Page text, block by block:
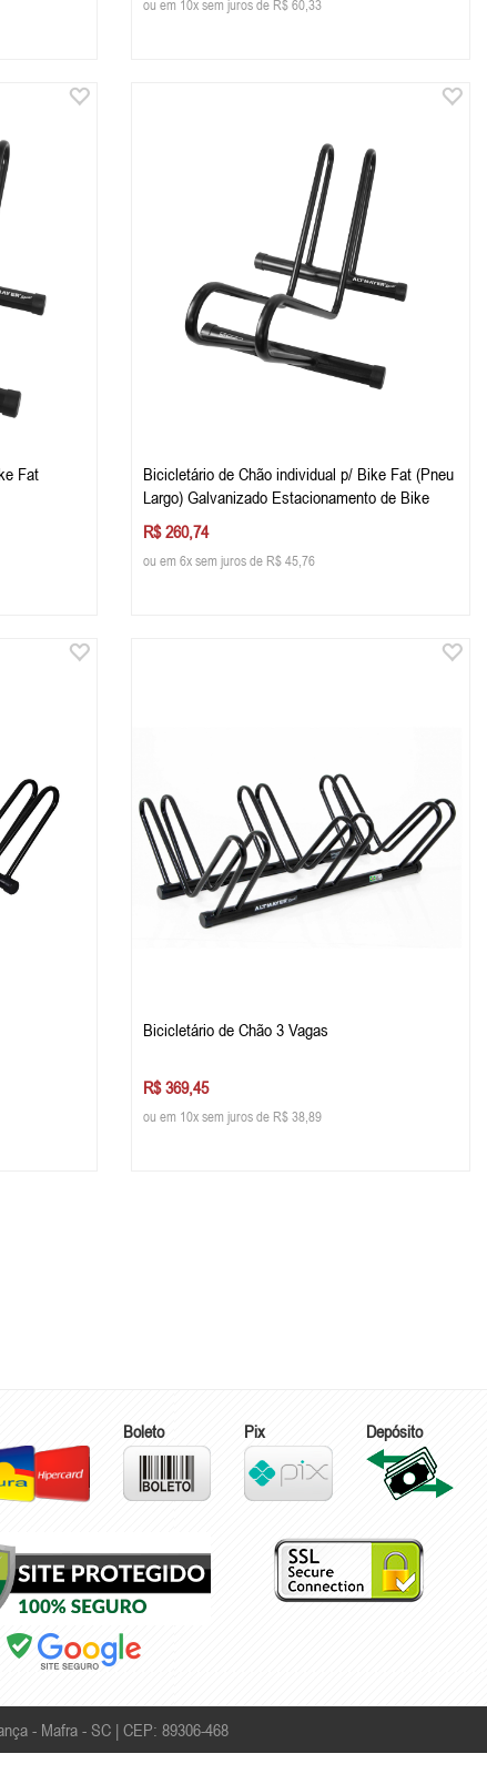
ou em 10x sem juros de R$ 60,33
Fat
Bicicletário de Chão individual p/ Bike Fat (Pneu
Largo) Galvanizado Estacionamento de Bike
R$ 260,74
ou em 6x sem juros de R$ 45,76
Bicicletário de Chão 3 Vagas
R$ 369,45
ou em 10x sem juros de R$ 38,89
Boleto Pix Depósito
- Mafra - SC | CEP: 89306-468